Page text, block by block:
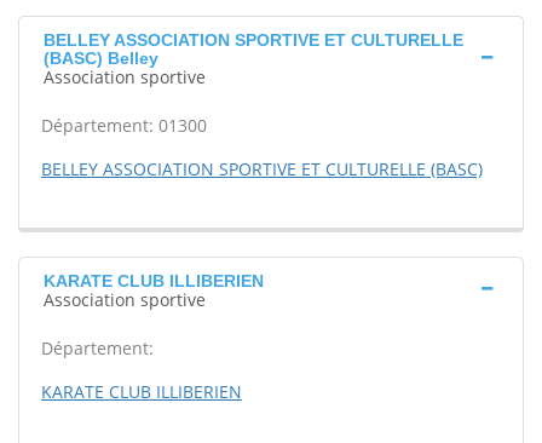
BELLEY ASSOCIATION SPORTIVE ET CULTURELLE
(BASC) Belley
Association sportive
Département: 01300
BELLEY ASSOCIATION SPORTIVE ET CULTURELLE (BASC)
KARATE CLUB ILLIBERIEN
Association sportive
Département:
KARATE CLUB ILLIBERIEN